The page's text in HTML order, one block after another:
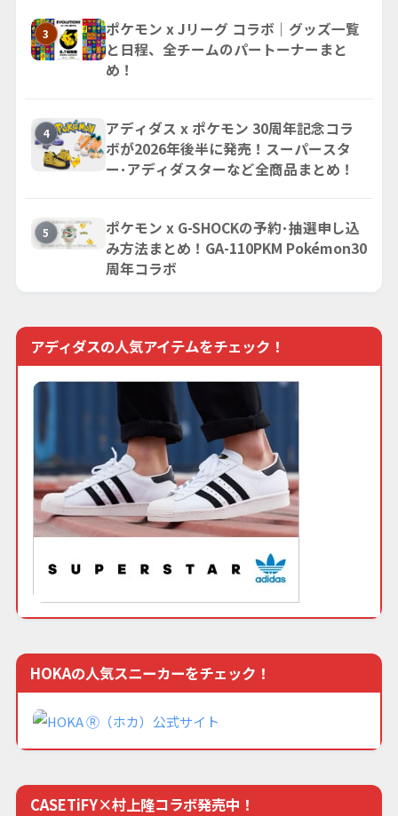
3
ポケモン x Jリーグ コラボ｜グッズ一覧
と日程、全チームのパートーナーまと
め！
4
アディダス x ポケモン 30周年記念コラ
ボが2026年後半に発売！スーパースタ
ー･アディダスターなど全商品まとめ！
5
ポケモン x G-SHOCKの予約･抽選申し込
み方法まとめ！GA-110PKM Pokémon30
周年コラボ
アディダスの人気アイテムをチェック！
HOKAの人気スニーカーをチェック！
CASETiFY×村上隆コラボ発売中！